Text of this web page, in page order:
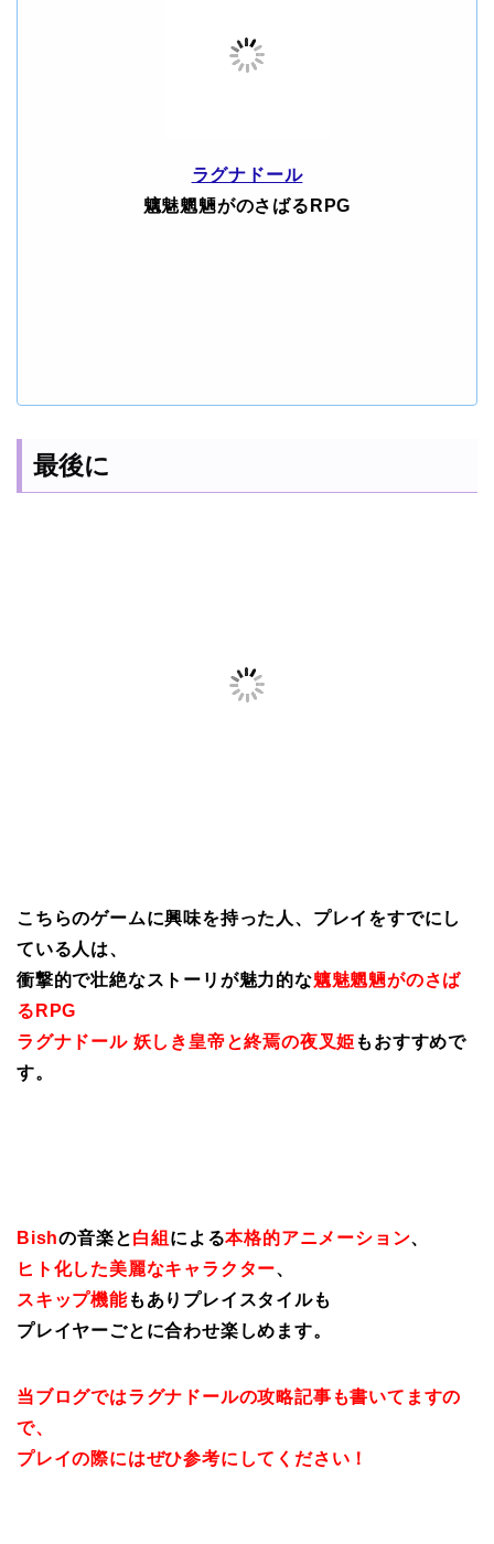
ラグナドール
魑魅魍魎がのさばるRPG
最後に
こちらのゲームに興味を持った人、プレイをすでにし
ている人は、
衝撃的で壮絶なストーリが魅力的な魑魅魍魎がのさば
るRPG
ラグナドール 妖しき皇帝と終焉の夜叉姫 もおすすめで
す。
Bishの音楽と白組 による本格的アニメーション、
ヒト化した美麗なキャラクター、
スキップ機能もありプレイスタイルも
プレイヤーごとに合わせ楽しめます。
当ブログではラグナドールの攻略記事も書いてますの
で、
プレイの際にはぜひ参考にしてください！